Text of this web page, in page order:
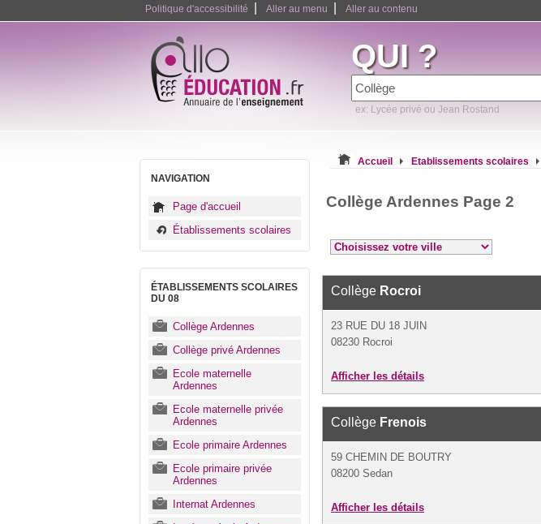
Politique d'accessibilité Aller au menu Aller au contenu
QUI ?
ex: Lycée privé ou Jean Rostand
NAVIGATION
Page d'accueil
Établissements scolaires
ÉTABLISSEMENTS SCOLAIRES
DU 08
Collège Ardennes
Collège privé Ardennes
Ecole maternelle
Ardennes
Ecole maternelle privée
Ardennes
Ecole primaire Ardennes
Ecole primaire privée
Ardennes
Internat Ardennes
Accueil Etablissements scolaires
Collège Ardennes Page 2
Collège Rocroi
23 RUE DU 18 JUIN
08230 Rocroi
Afficher les détails
Collège Frenois
59 CHEMIN DE BOUTRY
08200 Sedan
Afficher les détails